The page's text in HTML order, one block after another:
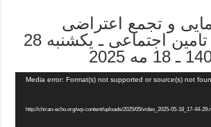
و تجمع اعتراضی
بازنشستگان تامین اجتماعی ـ یکشنبه 28
Media error: Format(s) not supported or source(s) not